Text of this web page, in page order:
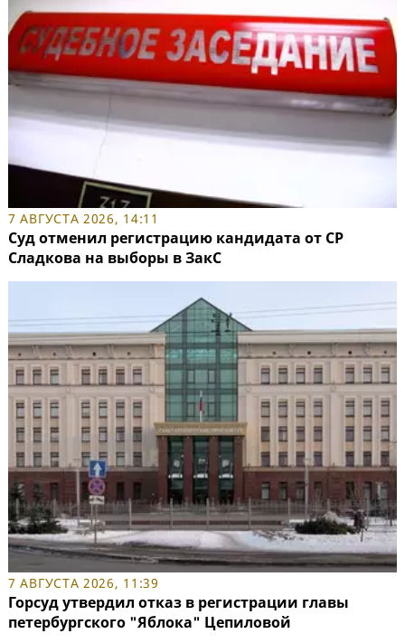
7 АВГУСТА 2026, 14:11
Суд отменил регистрацию кандидата от СР
Сладкова на выборы в ЗакС
7 АВГУСТА 2026, 11:39
Горсуд утвердил отказ в регистрации главы
петербургского "Яблока" Цепиловой